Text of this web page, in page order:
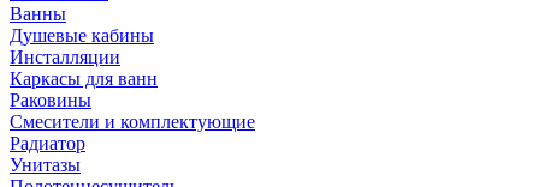
Ванны
Душевые кабины
Инсталляции
Каркасы для ванн
Раковины
Смесители и комплектующие
Радиатор
Унитазы